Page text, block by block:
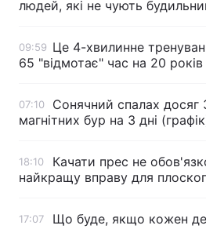
людей, які не чують
09:59 Це 4-хвилинне
65 "відмотає" час на 20
07:10
Сонячний спалах досяг
магнітних бур на 3 дні
18:10
Качати прес не
найкращу вправу для
17:07
Що буде, якщо кожен